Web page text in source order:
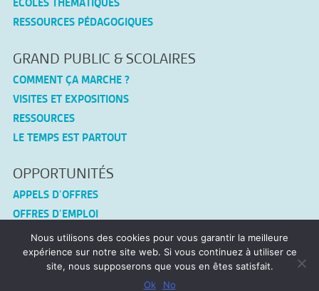
ECOLES THÉMATIQUES
RESSOURCES PÉDAGOGIQUES
GRAND PUBLIC & SCOLAIRES
COMMENT ÇA MARCHE ?
VISITES ET EXPOSITIONS
RESSOURCES
LE TEMPS EST PARTOUT
OPPORTUNITÉS
APPELS D’OFFRES
OFFRES D’EMPLOI
CONNEX-TF
MENTIONS LÉGALES
Nous utilisons des cookies pour vous garantir la meilleure
expérience sur notre site web. Si vous continuez à utiliser ce
site, nous supposerons que vous en êtes satisfait.
Ok
No